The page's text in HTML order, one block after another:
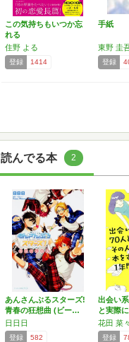
この気持ちもいつか忘
れる
住野 よる
登録 1414
手紙
東野 圭
登録
読んでる本 2
あんさんぶるスターズ!
青春の狂想曲 (ビー…
日日日
登録 582
出会い
と実際
に…
花田 菜
登録